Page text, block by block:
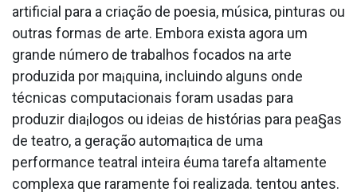
artificial para a criação de poesia, música, pinturas ou
outras formas de arte. Embora exista agora um
grande número de trabalhos focados na arte
produzida por ma¡quina, incluindo alguns onde
técnicas computacionais foram usadas para
produzir dia¡logos ou ideias de histórias para pea§as
de teatro, a geração automa¡tica de uma
performance teatral inteira éuma tarefa altamente
complexa que raramente foi realizada. tentou antes.